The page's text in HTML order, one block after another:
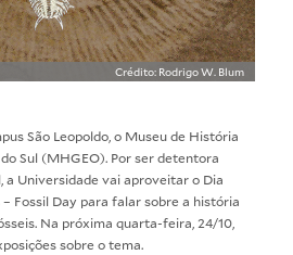
Crédito: Rodrigo W. Blum
São Leopoldo, o Museu de História
Sul (MHGEO). Por ser detentora
a Universidade vai aproveitar o Dia
Fossil Day para falar sobre a história
Na próxima quarta-feira, 24/10,
sobre o tema.